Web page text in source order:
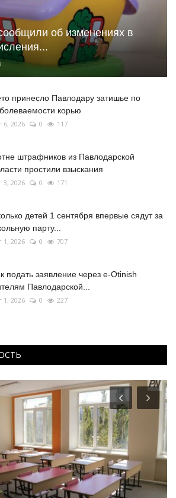
об изменениях в
принесло Павлодару затишье по
корью
6, 2026 0 117
штрафников из Павлодарской
простили взыскания
3, 2026 0 171
детей 1 сентября впервые сядут за
парту...
1, 2026 0 707
подать заявление через e-Otinish
Павлодарской...
1, 2026 0 227